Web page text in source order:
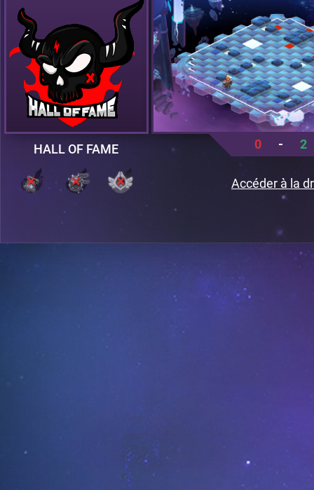
HALL OF FAME 0 - 2
Accéder à la